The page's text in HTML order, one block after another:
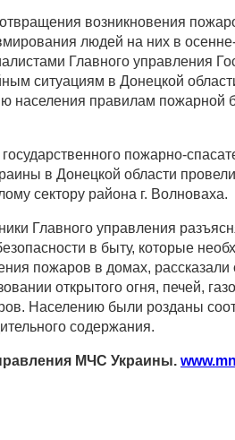
возникновения
людей на них в
Главного управления
ситуациям в Донецкой
населения правилам пожарной
пожарно-
в Донецкой области провели
сектору района г. Волноваха.
Главного управления
в быту, которые
пожаров в домах, рассказали
открытого огня, печей,
Населению были розданы
содержания.
МЧС Украины.